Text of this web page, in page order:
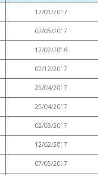
17/01/2017
02/05/2017
12/02/2016
02/12/2017
25/04/2017
25/04/2017
02/03/2017
12/02/2017
07/05/2017